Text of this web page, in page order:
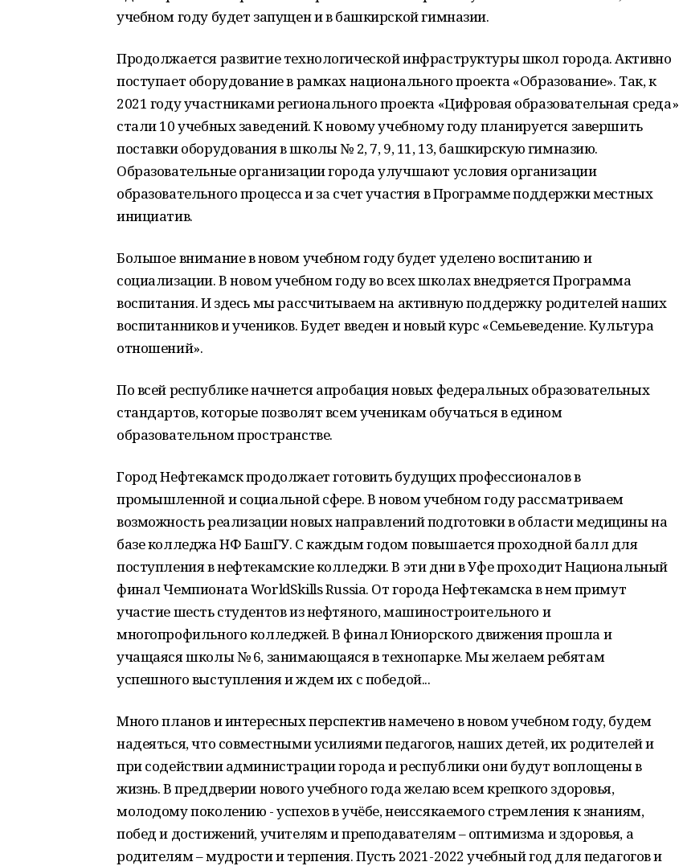
учебном году будет запущен и в башкирской гимназии.
Продолжается развитие технологической инфраструктуры школ города. Активно
поступает оборудование в рамках национального проекта «Образование». Так, к
2021 году участниками регионального проекта «Цифровая образовательная среда»
стали 10 учебных заведений. К новому учебному году планируется завершить
поставки оборудования в школы № 2, 7, 9, 11, 13, башкирскую гимназию.
Образовательные организации города улучшают условия организации
образовательного процесса и за счет участия в Программе поддержки местных
инициатив.
Большое внимание в новом учебном году будет уделено воспитанию и
социализации. В новом учебном году во всех школах внедряется Программа
воспитания. И здесь мы рассчитываем на активную поддержку родителей наших
воспитанников и учеников. Будет введен и новый курс «Семьеведение. Культура
отношений».
По всей республике начнется апробация новых федеральных образовательных
стандартов, которые позволят всем ученикам обучаться в едином
образовательном пространстве.
Город Нефтекамск продолжает готовить будущих профессионалов в
промышленной и социальной сфере. В новом учебном году рассматриваем
возможность реализации новых направлений подготовки в области медицины на
базе колледжа НФ БашГУ. С каждым годом повышается проходной балл для
поступления в нефтекамские колледжи. В эти дни в Уфе проходит Национальный
финал Чемпионата WorldSkills Russia. От города Нефтекамска в нем примут
участие шесть студентов из нефтяного, машиностроительного и
многопрофильного колледжей. В финал Юниорского движения прошла и
учащаяся школы № 6, занимающаяся в технопарке. Мы желаем ребятам
успешного выступления и ждем их с победой...
Много планов и интересных перспектив намечено в новом учебном году, будем
надеяться, что совместными усилиями педагогов, наших детей, их родителей и
при содействии администрации города и республики они будут воплощены в
жизнь. В преддверии нового учебного года желаю всем крепкого здоровья,
молодому поколению - успехов в учёбе, неиссякаемого стремления к знаниям,
побед и достижений, учителям и преподавателям – оптимизма и здоровья, а
родителям – мудрости и терпения. Пусть 2021-2022 учебный год для педагогов и